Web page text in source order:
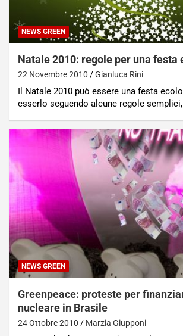
NEWS GREEN
Natale 2010: regole per una festa
22 Novembre 2010 Gianluca Rini
Il Natale 2010 può essere una festa
esserlo seguendo alcune regole
NEWS GREEN
Greenpeace: proteste per
nucleare in Brasile
24 Ottobre 2010 Marzia Giupponi